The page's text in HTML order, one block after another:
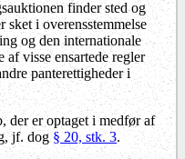
finder sted og
i overensstemmelse
og den internationale
visse ensartede regler
panterettigheder i
der er optaget i medfør af
jf. dog§ 20, stk. 3.